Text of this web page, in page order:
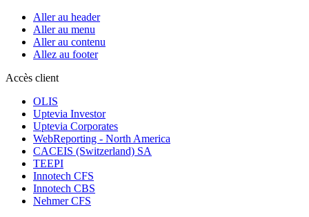
Aller au header
Aller au menu
Aller au contenu
Allez au footer
Accès client
OLIS
Uptevia Investor
Uptevia Corporates
WebReporting - North America
CACEIS (Switzerland) SA
TEEPI
Innotech CFS
Innotech CBS
Nehmer CFS